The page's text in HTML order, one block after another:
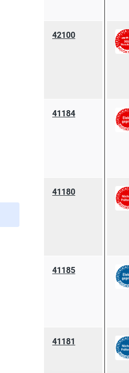
42100
41184
41180
41185
41181